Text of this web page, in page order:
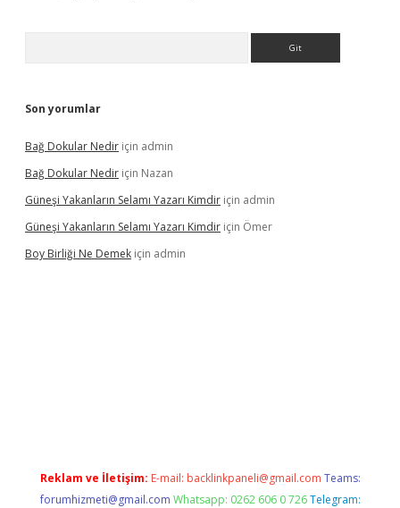
Son yorumlar
Bağ Dokular Nedir için admin
Bağ Dokular Nedir için Nazan
Güneşi Yakanların Selamı Yazarı Kimdir için admin
Güneşi Yakanların Selamı Yazarı Kimdir için Ömer
Boy Birliği Ne Demek için admin
Reklam ve İletişim: E-mail: backlinkpaneli@gmail.com Teams:
forumhizmeti@gmail.com Whatsapp: 0262 606 0 726 Telegram: